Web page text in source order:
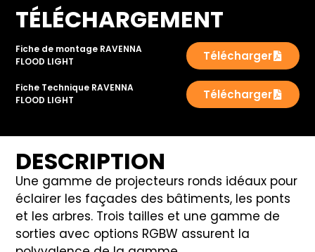
TÉLÉCHARGEMENT
Fiche de montage RAVENNA
FLOOD LIGHT
Télécharger
Fiche Technique RAVENNA
FLOOD LIGHT
Télécharger
DESCRIPTION
Une gamme de projecteurs ronds idéaux pour
éclairer les façades des bâtiments, les ponts
et les arbres. Trois tailles et une gamme de
sorties avec options RGBW assurent la